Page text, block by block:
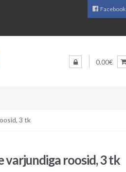
Facebook
0.00€
3 tk
varjundiga roosid, 3 tk